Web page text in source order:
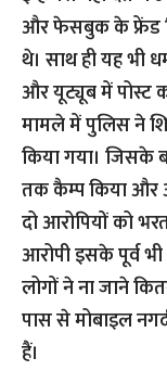
और फेसबुक के फ्रेंड
थे। साथ ही यह भी
और यूट्यूब में पोस्ट
मामले में पुलिस ने
किया गया। जिसके
तक कैम्प किया और
दो आरोपियों को
आरोपी इसके पूर्व
लोगों ने ना जाने
पास से मोबाइल
हैं।